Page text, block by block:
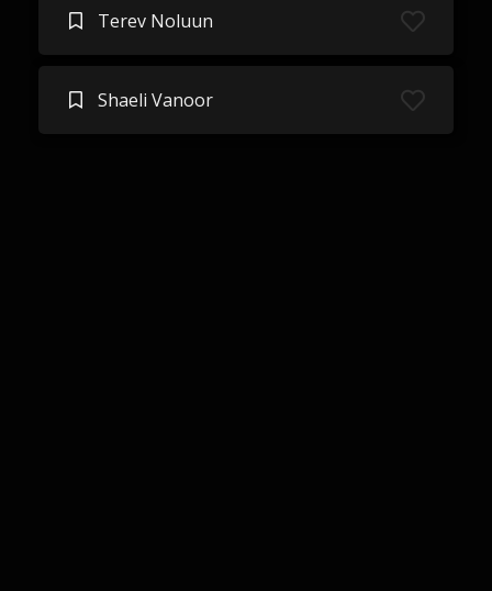
Terev Noluun
Shaeli Vanoor